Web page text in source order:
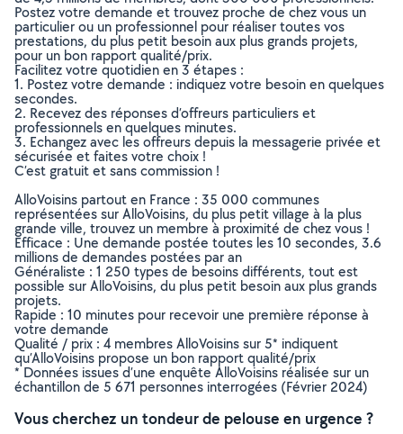
Postez votre demande et trouvez proche de chez vous un
particulier ou un professionnel pour réaliser toutes vos
prestations, du plus petit besoin aux plus grands projets,
pour un bon rapport qualité/prix.
Facilitez votre quotidien en 3 étapes :
1. Postez votre demande : indiquez votre besoin en quelques
secondes.
2. Recevez des réponses d’offreurs particuliers et
professionnels en quelques minutes.
3. Echangez avec les offreurs depuis la messagerie privée et
sécurisée et faites votre choix !
C’est gratuit et sans commission !
AlloVoisins partout en France : 35 000 communes
représentées sur AlloVoisins, du plus petit village à la plus
grande ville, trouvez un membre à proximité de chez vous !
Efficace : Une demande postée toutes les 10 secondes, 3.6
millions de demandes postées par an
Généraliste : 1 250 types de besoins différents, tout est
possible sur AlloVoisins, du plus petit besoin aux plus grands
projets.
Rapide : 10 minutes pour recevoir une première réponse à
votre demande
Qualité / prix : 4 membres AlloVoisins sur 5* indiquent
qu’AlloVoisins propose un bon rapport qualité/prix
* Données issues d’une enquête AlloVoisins réalisée sur un
échantillon de 5 671 personnes interrogées (Février 2024)
Vous cherchez un tondeur de pelouse en urgence ?